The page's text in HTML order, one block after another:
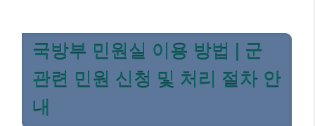
국방부 민원실 이용 방법 | 군
관련 민원 신청 및 처리 절차 안
내